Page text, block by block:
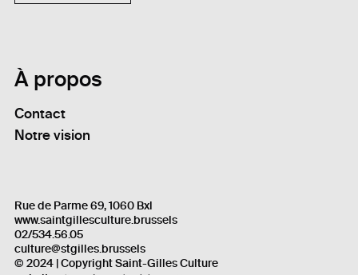
À propos
Contact
Notre vision
Rue de Parme 69, 1060 Bxl
www.saintgillesculture.brussels
02/534.56.05
culture@stgilles.brussels
© 2024 | Copyright Saint-Gilles Culture